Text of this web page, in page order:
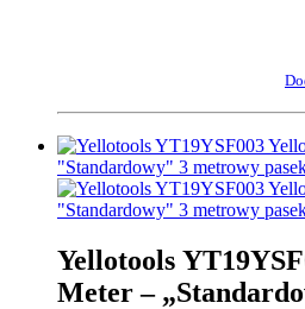
kurzu”) |
Yellotools
Meter –